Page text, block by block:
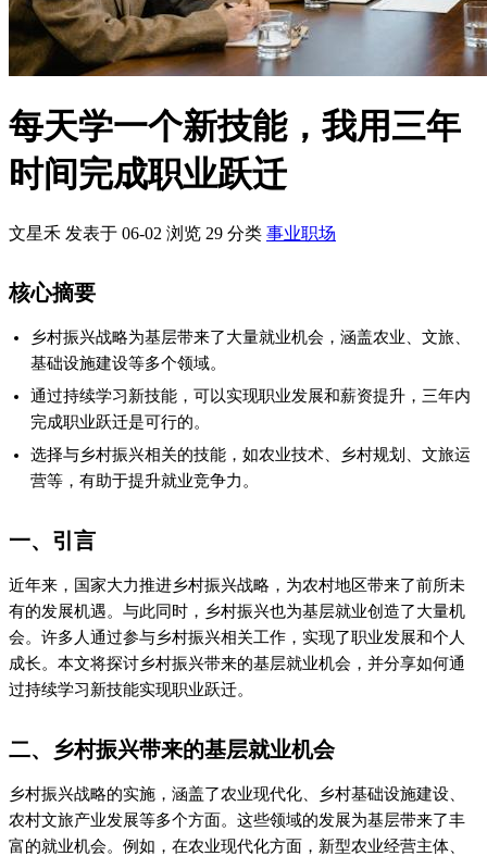
选择与乡村振兴相关的技能，如农业技术、乡村规划、文旅运
营等，有助于提升就业竞争力。
近年来，国家大力推进乡村振兴战略，为农村地区带来了前所未
有的发展机遇。与此同时，乡村振兴也为基层就业创造了大量机
会。许多人通过参与乡村振兴相关工作，实现了职业发展和个人
过持续学习新技能实现职业跃迁。
二、乡村振兴带来的基层就业机会
乡村振兴战略的实施，涵盖了农业现代化、乡村基础设施建设、
农村文旅产业发展等多个方面。这些领域的发展为基层带来了丰
富的就业机会。例如，在农业现代化方面，新型农业经营主体、
农业技术服务等岗位需求增加；在乡村文旅产业发展方面，乡村
旅游运营、民宿管理、非遗文化传承等岗位应运而生。根据相关
数据，乡村振兴相关产业已带动数百万人就业。
三、如何通过学习新技能实现职业跃迁
要实现职业跃迁，持续学习新技能是关键。针对乡村振兴相关领
域，以下是一些值得关注的技能：
农业技术：如智慧农业、精准种植、农产品质量控制等。
乡村规划：包括乡村景观设计、农村基础设施规划等。
等。
通过学习这些技能，不仅可以提升个人竞争力，还能更好地适应
乡村振兴带来的新需求。以农业技术为例，掌握智慧农业技能的
人才，可以在现代农业企业中找到高薪职位。